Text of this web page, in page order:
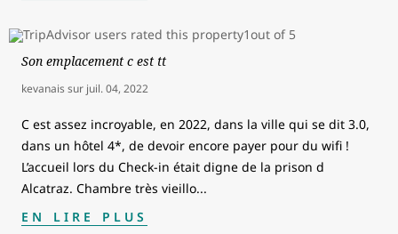
Son emplacement c est tt
kevanais sur juil. 04, 2022
C est assez incroyable, en 2022, dans la ville qui se dit 3.0,
dans un hôtel 4*, de devoir encore payer pour du wifi !
L’accueil lors du Check-in était digne de la prison d
Alcatraz. Chambre très vieillo...
EN LIRE PLUS